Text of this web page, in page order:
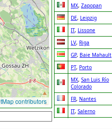
contributors
MX, Zapopan
DE, Leipzig
IT, Lissone
LV, Riga
GP, Baie Mahault
PT, Porto
MX, San Luis Río
Colorado
FR, Nantes
IT, Salerno